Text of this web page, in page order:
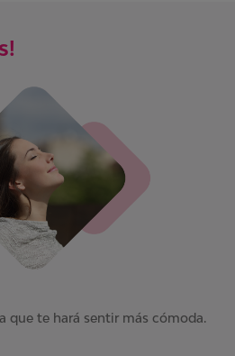
que te hará sentir más cómoda.